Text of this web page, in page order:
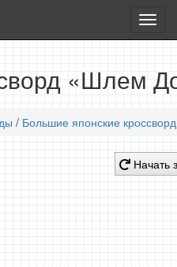
игры
«Шлем
/ Большие японские
Начать